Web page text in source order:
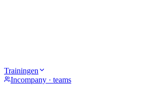
Trainingen
Incompany · teams